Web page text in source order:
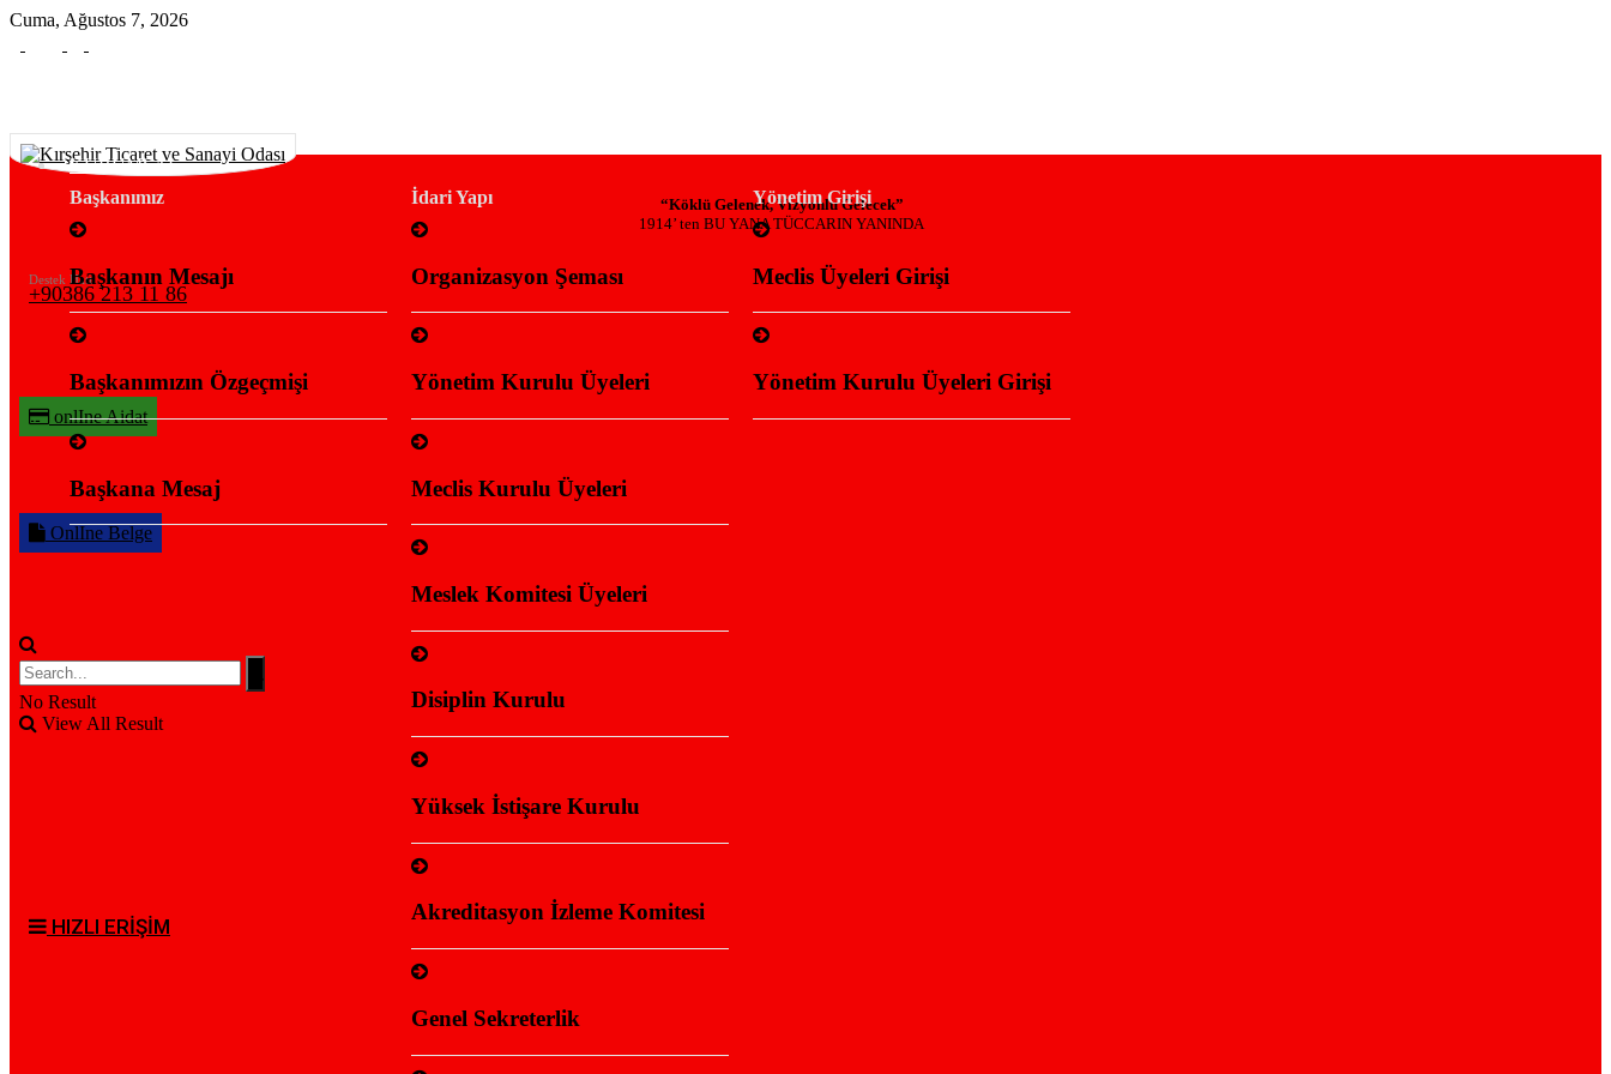
Cuma, Ağustos 7, 2026
“Köklü Gelenek, Vizyonlu Gelecek”
1914’ ten BU YANA TÜCCARIN YANINDA
Destek Hattı
+90386 213 11 86
onlIne Aidat
OnlIne Belge
No Result
View All Result
HIZLI ERİŞİM
KURUMSAL
Başkanımız
Başkanın Mesajı
Başkanımızın Özgeçmişi
Başkana Mesaj
İdari Yapı
Organizasyon Şeması
Yönetim Kurulu Üyeleri
Meclis Kurulu Üyeleri
Meslek Komitesi Üyeleri
Disiplin Kurulu
Yüksek İstişare Kurulu
Akreditasyon İzleme Komitesi
Genel Sekreterlik
Yönetim Girişi
Meclis Üyeleri Girişi
Yönetim Kurulu Üyeleri Girişi